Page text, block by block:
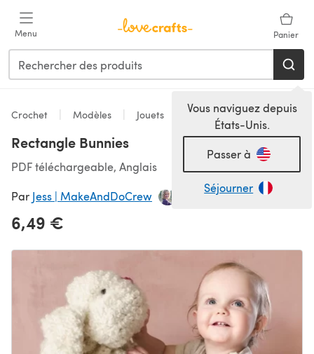
Menu Panier
Vous naviguez depuis
États-Unis.
Passer à
Séjourner
Crochet Modèles Jouets
Rectangle Bunnies
PDF téléchargeable, Anglais
Par Jess | MakeAndDoCrew
6,49 €